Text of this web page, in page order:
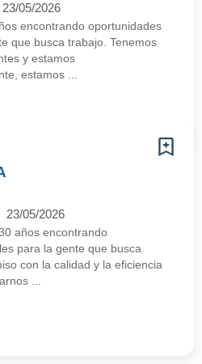
23/05/2026
encontrando oportunidades
que busca trabajo. Tenemos
y estamos
estamos ...
23/05/2026
años encontrando
para la gente que busca
con la calidad y la eficiencia
...